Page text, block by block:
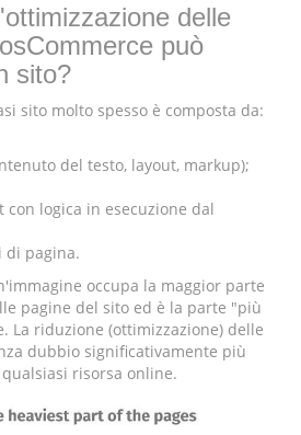
delle
può
sito?
sito molto spesso è composta da:
del testo, layout, markup);
con logica in esecuzione dal
di pagina.
occupa la maggior parte
pagine del sito ed è la parte "più
La riduzione (ottimizzazione) delle
dubbio significativamente più
risorsa online.